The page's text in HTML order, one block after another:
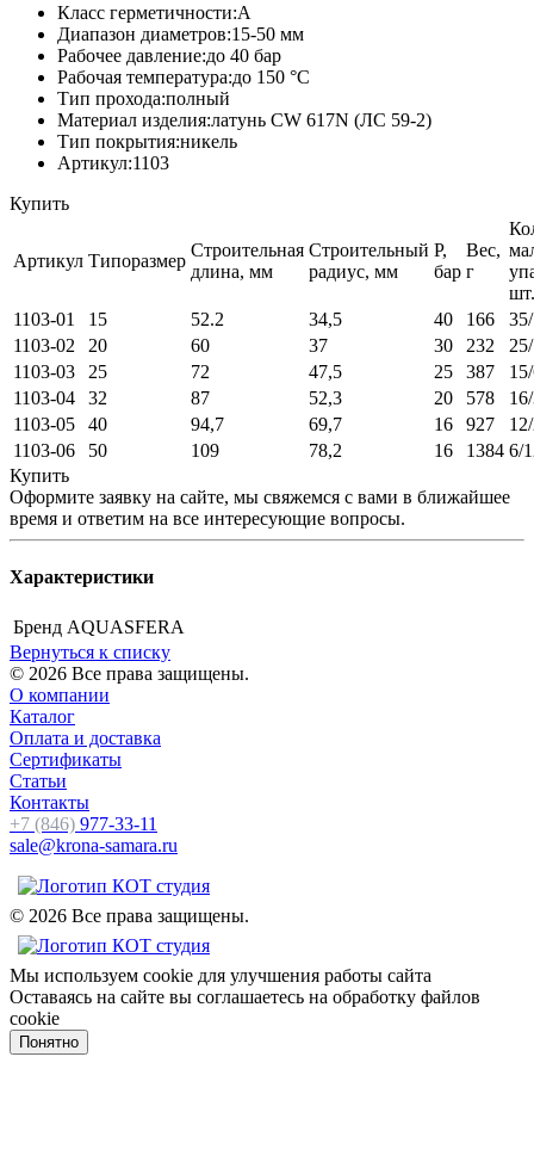
Класс герметичности:A
Диапазон диаметров:15-50 мм
Рабочее давление:до 40 бар
Рабочая температура:до 150 °C
Тип прохода:полный
Материал изделия:латунь CW 617N (ЛС 59-2)
Тип покрытия:никель
Артикул:1103
Купить
Артикул Типоразмер
Строительная
длина, мм
Строительный
радиус, мм
Р,
бар
Вес,
г
шт.
1103-01
15 52.2 34,5 40 166
1103-02
20 60 37 30 232
1103-03
25 72 47,5 25 387
1103-04
32 87 52,3 20 578
1103-05
40 94,7 69,7 16 927
1103-06
50 109 78,2 16 1384 6/
Купить
Оформите заявку на сайте, мы свяжемся с вами в ближайшее
время и ответим на все интересующие вопросы.
Характеристики
Бренд AQUASFERA
Вернуться к списку
© 2026 Все права защищены.
О компании
Каталог
Оплата и доставка
Сертификаты
Статьи
Контакты
+7 (846) 977-33-11
sale@krona-samara.ru
© 2026 Все права защищены.
Мы используем cookie для улучшения работы сайта
Оставаясь на сайте вы соглашаетесь на обработку файлов
cookie
Понятно